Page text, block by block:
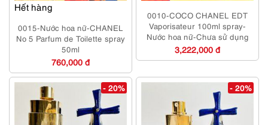
Hết hàng
0015-Nước hoa nữ-CHANEL
No 5 Parfum de Toilette spray
50ml
760,000 đ
0010-COCO CHANEL EDT
Vaporisateur 100ml spray-
Nước hoa nữ-Chưa sử dụng
3,222,000 đ
- 20% - 20%